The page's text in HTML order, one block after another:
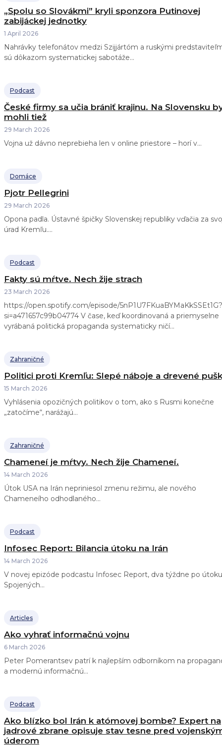
„Spolu so Slovákmi” kryli sponzora Putinovej
zabijáckej jednotky
1 April 2026
Nahrávky telefonátov medzi Szijjártóm a ruskými
sú dôkazom systematickej sabotáže...
Podcast
České firmy sa učia brániť krajinu. Na Slovensku
mohli tiež
29 March 2026
Vojna už dávno neprebieha len v online priestore – horí v...
Domáce
Pjotr Pellegrini
29 March 2026
Opona padla. Ústavné špičky Slovenskej republiky vďačia za
úrad Kremľu....
Podcast
Fakty sú mŕtve. Nech žije strach
23 March 2026
https://open.spotify.com/episode/5nP1U7FKuaBYMaKkSSEt1G?
si=a471657c99b04774 V čase, keď koordinovaná a priemyselne
vyrábaná politická propaganda systematicky ničí...
Zahraničné
Politici proti Kremľu: Slepé náboje a drevené
15 March 2026
Vyhlásenia opozičných politikov o tom, ako s Rusmi konečne
„zatočíme“, narážajú...
Zahraničné
Chameneí je mŕtvy. Nech žije Chameneí.
14 March 2026
Útok USA na Irán nepriniesol zmenu režimu, ale nového
Chameneího odhodlaného...
Podcast
Infosec Report: Bilancia útoku na Irán
14 March 2026
V novej epizóde podcastu Infosec Report, dva týždne po útoku
Spojených...
Articles
Ako vyhrať informačnú vojnu
6 March 2026
Peter Pomerantsev patrí k najlepším odborníkom na
a modernú informačnú...
Podcast
Ako blízko bol Irán k atómovej bombe? Expert na
jadrové zbrane opisuje stav tesne pred
úderom